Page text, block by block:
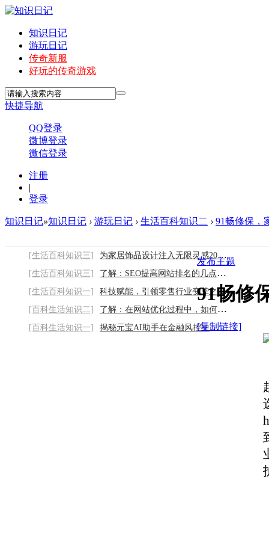
知识日记
游玩日记
传奇新服
好玩的传奇游戏
快捷导航
QQ登录
微博登录
微信登录
注册
|
登录
知识日记»知识日记 › 游玩日记 › 生活百科知识二 › 91畅修保，
[生活百科知识三]
为家居饰品设计注入无限灵感2026/8/6
[生活百科知识三]
了解：SEO提高网站排名的几点优化建议2026/
[生活百科知识一]
科技赋能，引领零售行业变革之路2026/8/6
[百科生活知识二]
了解：在网站优化过程中，如何通过合理的内
[百科生活知识一]
揭秘元宝AI助手在金融风控中的关键作用2026
发布主题
91畅修
[复制链接]